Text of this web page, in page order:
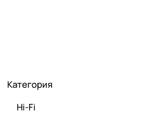
Категория
Hi-Fi